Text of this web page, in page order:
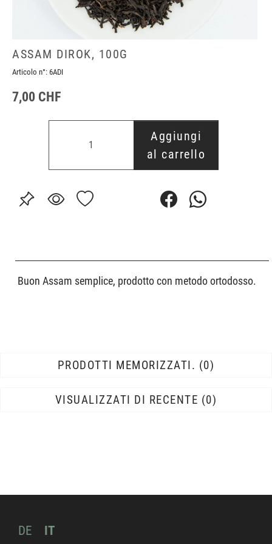
ASSAM DIROK, 100G
Articolo n°: 6ADI
7,00 CHF
Aggiungi
al carrello
Buon Assam semplice, prodotto con metodo ortodosso.
PRODOTTI MEMORIZZATI. 0
VISUALIZZATI DI RECENTE 0
DE IT